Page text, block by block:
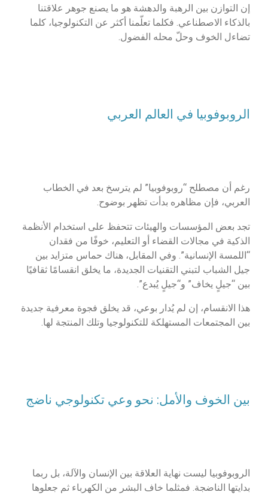
إن التوازن بين الرهبة والدهشة هو ما يصنع جوهر علاقتنا
بالذكاء الاصطناعي. فكلما تعلّمنا أكثر عن التكنولوجيا، كلما
تضاءل الخوف وحلّ محله الفضول.
الروبوفوبيا في العالم العربي
رغم أن مصطلح “روبوفوبيا” لم يترسخ بعد في الخطاب
العربي، فإن مظاهره بدأت تظهر بوضوح.
تجد بعض المؤسسات والهيئات تتحفظ على استخدام الأنظمة
الذكية في مجالات القضاء أو التعليم، خوفًا من فقدان
“اللمسة الإنسانية”. وفي المقابل، هناك حماس متزايد بين
جيل الشباب لتبني التقنيات الجديدة، ما يخلق انقسامًا ثقافيًا
بين “جيلٍ يخاف” و“جيلٍ يُبدع”.
هذا الانقسام، إن لم يُدار بوعي، قد يخلق فجوة معرفية جديدة
بين المجتمعات المستهلكة للتكنولوجيا وتلك المنتجة لها.
بين الخوف والأمل: نحو وعي تكنولوجي ناضج
الروبوفوبيا ليست نهاية العلاقة بين الإنسان والآلة، بل ربما
بدايتها الناضجة. فمثلما خاف البشر من الكهرباء ثم جعلوها